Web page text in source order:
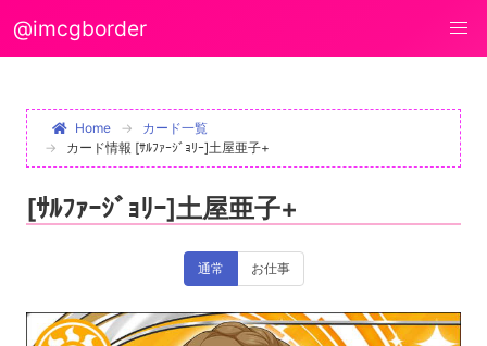
@imcgborder
Home
カード一覧
カード情報 [ｻﾙﾌｧｰｼﾞｮﾘｰ]土屋亜子+
[ｻﾙﾌｧｰｼﾞｮﾘｰ]土屋亜子+
通常 お仕事